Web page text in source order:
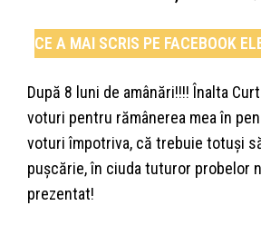
CE A MAI SCRIS PE FACEBOOK
După 8 luni de amânări!!!! Înalta
voturi pentru rămânerea mea în
voturi împotriva, că trebuie totuși
pușcărie, în ciuda tuturor probelor
prezentat!